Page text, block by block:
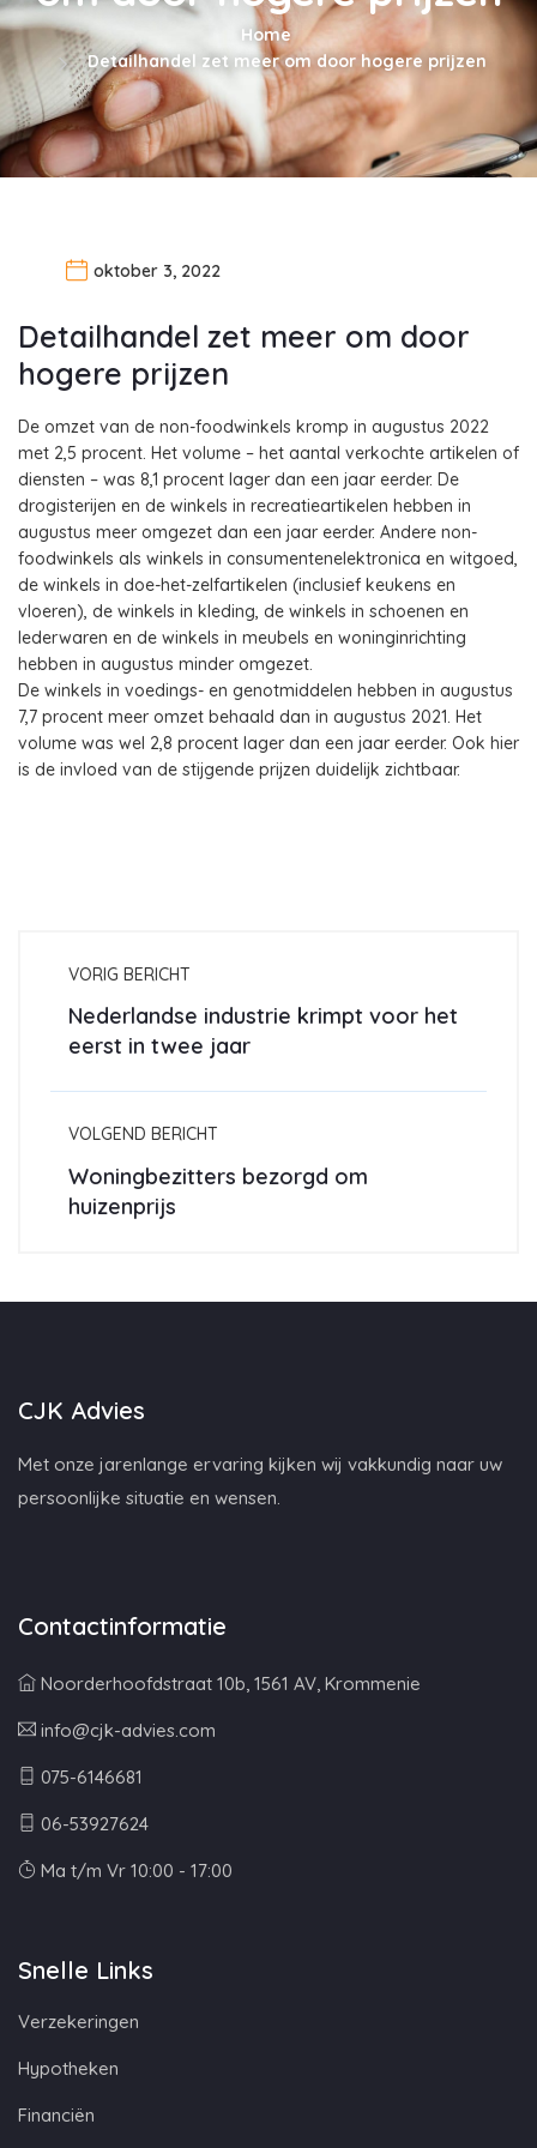
Home
Detailhandel zet meer om door hogere prijzen
oktober 3, 2022
Detailhandel zet meer om door
hogere prijzen
De omzet van de non-foodwinkels kromp in augustus 2022
met 2,5 procent. Het volume – het aantal verkochte artikelen of
diensten – was 8,1 procent lager dan een jaar eerder. De
drogisterijen en de winkels in recreatieartikelen hebben in
augustus meer omgezet dan een jaar eerder. Andere non-
foodwinkels als winkels in consumentenelektronica en witgoed,
de winkels in doe-het-zelfartikelen (inclusief keukens en
vloeren), de winkels in kleding, de winkels in schoenen en
lederwaren en de winkels in meubels en woninginrichting
hebben in augustus minder omgezet.
De winkels in voedings- en genotmiddelen hebben in augustus
7,7 procent meer omzet behaald dan in augustus 2021. Het
volume was wel 2,8 procent lager dan een jaar eerder. Ook hier
is de invloed van de stijgende prijzen duidelijk zichtbaar.
VORIG BERICHT
Nederlandse industrie krimpt voor het
eerst in twee jaar
VOLGEND BERICHT
Woningbezitters bezorgd om
huizenprijs
CJK Advies
Met onze jarenlange ervaring kijken wij vakkundig naar uw
persoonlijke situatie en wensen.
Contactinformatie
Noorderhoofdstraat 10b, 1561 AV, Krommenie
info@cjk-advies.com
075-6146681
06-53927624
Ma t/m Vr 10:00 - 17:00
Snelle Links
Verzekeringen
Hypotheken
Financiën